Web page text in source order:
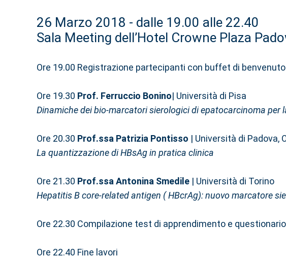
26 Marzo 2018 - dalle 19.00 alle 22.40
Sala Meeting dell’Hotel Crowne Plaza
Ore 19.00 Registrazione partecipanti con buffet di benvenuto
Ore 19.30 Prof. Ferruccio Bonino| Università di Pisa
Dinamiche dei bio-marcatori sierologici di epatocarcinoma
Ore 20.30 Prof.ssa Patrizia Pontisso | Università di Padova,
La quantizzazione di HBsAg in pratica clinica
Ore 21.30 Prof.ssa Antonina Smedile | Università di Torino
Hepatitis B core-related antigen ( HBcrAg): nuovo marcatore
Ore 22.30 Compilazione test di apprendimento e
Ore 22.40 Fine lavori